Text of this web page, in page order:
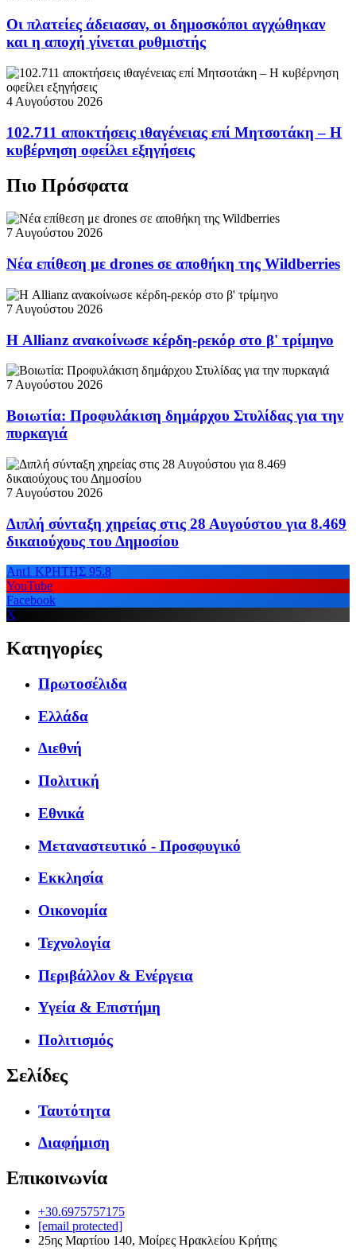
Οι πλατείες άδειασαν, οι δημοσκόποι αγχώθηκαν
και η αποχή γίνεται ρυθμιστής
4 Αυγούστου 2026
102.711 αποκτήσεις ιθαγένειας επί Μητσοτάκη – Η
κυβέρνηση οφείλει εξηγήσεις
Πιο Πρόσφατα
7 Αυγούστου 2026
Νέα επίθεση με drones σε αποθήκη της Wildberries
7 Αυγούστου 2026
Η Allianz ανακοίνωσε κέρδη-ρεκόρ στο β' τρίμηνο
7 Αυγούστου 2026
Βοιωτία: Προφυλάκιση δημάρχου Στυλίδας για την
πυρκαγιά
7 Αυγούστου 2026
Διπλή σύνταξη χηρείας στις 28 Αυγούστου για 8.469
δικαιούχους του Δημοσίου
Ant1 ΚΡΗΤΗΣ 95.8
YouTube
Facebook
X
Κατηγορίες
Πρωτοσέλιδα
Ελλάδα
Διεθνή
Πολιτική
Εθνικά
Μεταναστευτικό - Προσφυγικό
Εκκλησία
Οικονομία
Τεχνολογία
Περιβάλλον & Ενέργεια
Υγεία & Επιστήμη
Πολιτισμός
Σελίδες
Ταυτότητα
Διαφήμιση
Επικοινωνία
+30.6975757175
[email protected]
25ης Μαρτίου 140, Μοίρες Ηρακλείου Κρήτης